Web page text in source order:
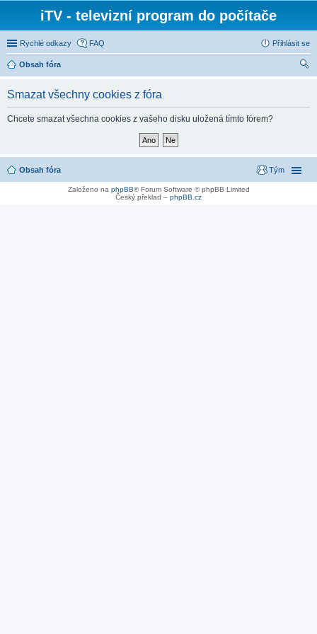
iTV - televizní program do počítače
Rychlé odkazy FAQ Přihlásit se
Obsah fóra
Smazat všechny cookies z fóra
Chcete smazat všechna cookies z vašeho disku uložená tímto fórem?
Obsah fóra Tým
Založeno na phpBB® Forum Software © phpBB Limited
Český překlad – phpBB.cz